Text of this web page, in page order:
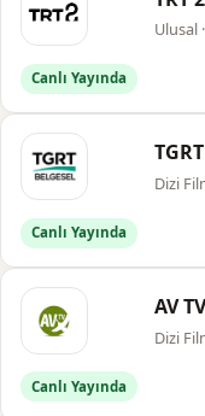
Ulusal
Canlı Yayında
Dizi
Canlı Yayında
AV TV
Dizi
Canlı Yayında